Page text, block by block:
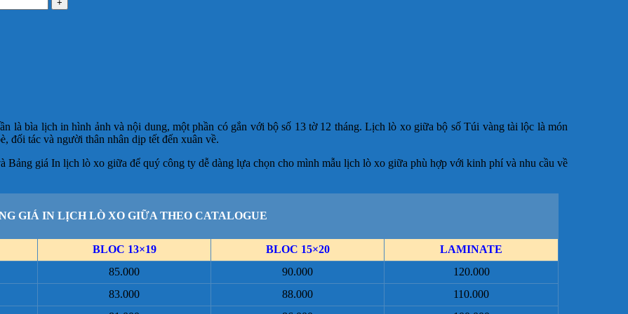
là bìa lịch in hình ảnh và nội dung, một phần có gắn với bộ số 13 tờ 12 tháng. Lịch lò xo giữa bộ số Túi vàng tài lộc là món
đối tác và người thân nhân dịp tết đến xuân về.
giá In lịch lò xo giữa để quý công ty dễ dàng lựa chọn cho mình mẫu lịch lò xo giữa phù hợp với kinh phí và nhu cầu về
GIÁ IN LỊCH LÒ XO GIỮA THEO CATALOGUE
BLOC 13×19 BLOC 15×20
LAMINATE
85.000 90.000
120.000
83.000 88.000
110.000